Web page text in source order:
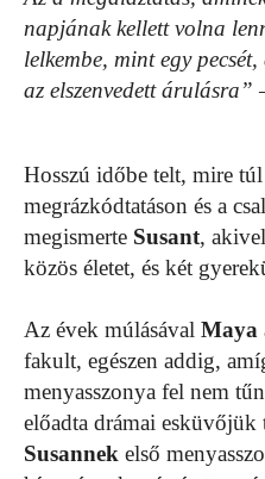
napjának kellett volna
lelkembe, mint egy
az elszenvedett árulásra”
Hosszú időbe telt, mire
megrázkódtatáson és a
megismerte Susant,
közös életet, és két
Az évek múlásával Maya
fakult, egészen addig,
menyasszonya fel nem
előadta drámai esküvőjük
Susannek első